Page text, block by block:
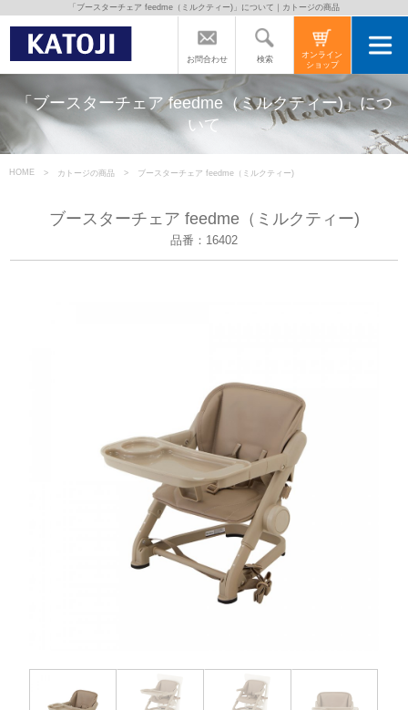
トップページ
カトージの商品
よくあるご質問
会社案内
お問い合わせ
お知らせ
チャイルドシートユーザー登録
KATOJI TV
お問合わせ 検索
オンライン
ショップ
「ブースターチェア feedme（ミルクティー)」について｜カトージの商品
「ブースターチェア feedme（ミルクティー)」につ
いて
HOME カトージの商品 ブースターチェア feedme（ミルクティー)
ブースターチェア feedme（ミルクティー)
品番：16402